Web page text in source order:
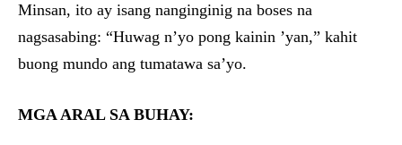
Minsan, ito ay isang nanginginig na boses na
nagsasabing: “Huwag n’yo pong kainin ’yan,” kahit
buong mundo ang tumatawa sa’yo.
MGA ARAL SA BUHAY: